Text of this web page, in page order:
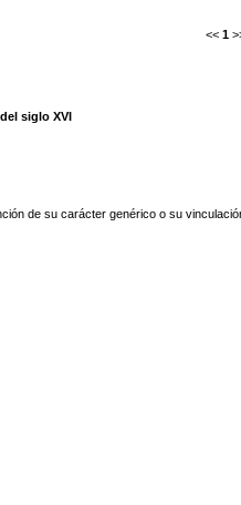
<< 1
siglo XVI
de su carácter genérico o su